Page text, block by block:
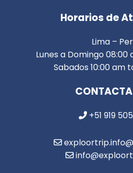
Horarios de
Lima –
Lunes a Domingo
Sabados 10:00 am
+51 919